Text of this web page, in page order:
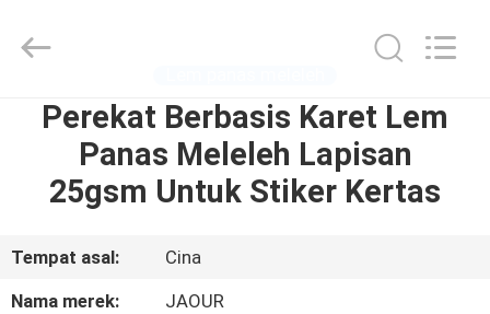
RUMAH
PRODUK
TENTANG
KAMI
Adhesive
Products
Reserved.Perekat Berbasis Karet Lem
Panas Meleleh Lapisan
25gsm Untuk Stiker Kertas
Tempat asal:
Cina
Nama merek:
JAOUR